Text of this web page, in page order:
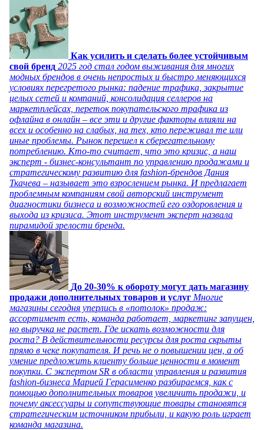
Как усилить и сделать более устойчивым
свой бренд 2025 год стал годом выживания для многих
модных брендов в очень непростых и быстро меняющихся
условиях перегретого рынка: падение трафика, закрытие
целых сетей и компаний, консолидация селлеров на
маркетплейсах, переток покупательского трафика из
офлайна в онлайн – все эти и другие факторы влияли на
всех и особенно на слабых, на тех, кто переживал те или
иные проблемы. Рынок перешел к сберегательному
потреблению. Кто-то считает, что это кризис, а наш
эксперт - бизнес-консультант по управлению продажами и
стратегическому развитию для fashion-брендов Дания
Ткачева – называет это взрослением рынка. И предлагает
проблемным компаниям свой авторский инструмент
диагностики бизнеса и возможностей его оздоровления и
выхода из кризиса. Этот инструмент эксперт назвала
пирамидой зрелости бренда.
До 20-30% к обороту могут дать магазину
продажи дополнительных товаров и услуг Многие
магазины сегодня уперлись в «потолок» продаж:
ассортимент есть, команда работает, маркетинг запущен,
но выручка не растет. Где искать возможности для
роста? В действительности ресурсы для роста скрыты
прямо в чеке покупателя. И речь не о повышении цен, а об
умение предложить клиенту больше ценности в момент
покупки. С экспертом SR в области управления и развития
fashion-бизнеса Марией Герасименко разбираемся, как с
помощью дополнительных товаров увеличить продажи, и
почему аксессуары и сопутствующие товары становятся
стратегическим источником прибыли, и какую роль играет
команда магазина.